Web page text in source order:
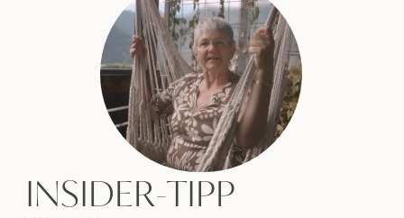
INSIDER-TIPP